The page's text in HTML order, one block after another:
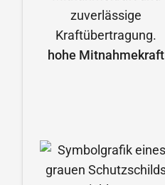
hohe Mitnahmekraft